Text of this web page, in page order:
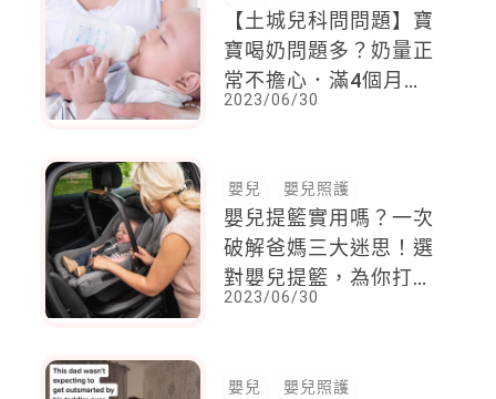
【土城兒科問問題】寶
寶喝奶問題多？奶量正
常不擔心．滿4個月大
可添加副食品
2023/06/30
嬰兒 嬰兒照護
嬰兒提籃實用嗎？一次
破解爸媽三大迷思！選
對嬰兒提籃，為你打開
幸福育兒生活
2023/06/30
嬰兒 嬰兒照護